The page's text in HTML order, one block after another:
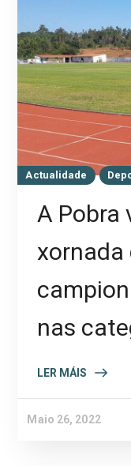
Actualidade
A Pobra
xornada
nas
LER MÁIS
Maio 26, 2022